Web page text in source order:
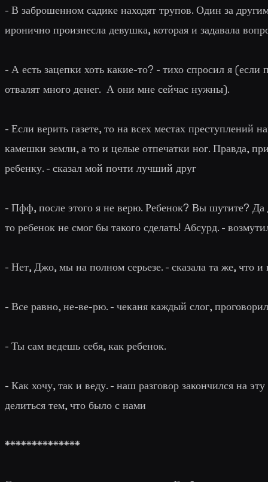
- В заброшенном садике находят трупов. Один за
иронично произнесла девушка, которая и задавала
- А есть зацепки хоть какие-то? - тихо спросил я (если
отвалят много денег. А они мне сейчас нужны).
- Если верить газете, то на всех местах преступлений
камешки земли, а то и целые отпечатки ног. Правда,
ребенку. - сказал мой почти лучший друг
- Пфф, после этого я не верю. Ребенок? Вы шутите? Да
то ребенок не смог бы такого сделать! Абсурд. -
- Нет, Джо, мы на полном серьезе. - сказала та же, что и
- Все равно, не-ве-рю. - чеканя каждый слог,
- Ты сам ведешь себя, как ребенок.
- Как хочу, так и веду. - наш разговор закончился на
делиться тем, что было с нами
**************